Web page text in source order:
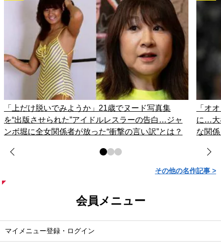
「上だけ脱いでみようか」21歳でヌード写真集
を“出版させられた”アイドルレスラーの告白…ジャ
ンボ堀に全女関係者が放った“衝撃の言い訳”とは？
「オ
に…大
な関
その他の名作記事 >
会員メニュー
マイメニュー登録・ログイン